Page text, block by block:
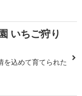
いちご狩り
を込めて育てられた